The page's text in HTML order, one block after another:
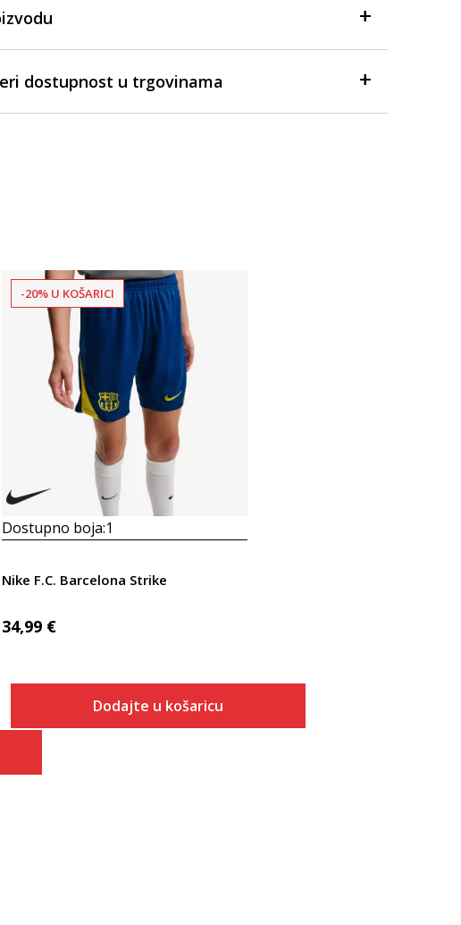
dostupnost u trgovinama
-20% U KOŠARICI
Dostupno boja:1
Nike F.C. Barcelona Strike
34,99 €
Dodajte u košaricu